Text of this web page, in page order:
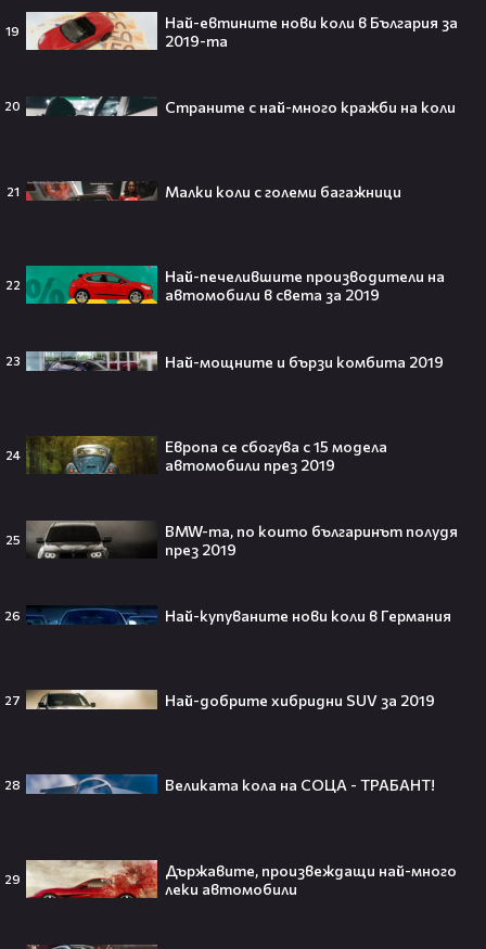
19
Най-евтините нови коли в България за
2019-та
20 Страните с най-много кражби на коли
21 Mалки коли с големи багажници
22
Най-печелившите производители на
автомобили в света за 2019
23 Най-мощните и бързи комбита 2019
24
Европа се сбогува с 15 модела
автомобили през 2019
25
BMW-та, по които българинът полудя
през 2019
26 Най-купуваните нови коли в Германия
27 Най-добрите хибридни SUV за 2019
28 Великата кола на СОЦА - ТРАБАНТ!
29
Държавите, произвеждащи най-много
леки автомобили
слухове🧐
Пи Диди излиза по-рано от
Сватбата, която чакаше целият
свят! Кристиано Роналдо се жени!
Решението ѝ шокира всички!😯💥
знаят истината: VIRAL хитът
тялото си!😯💥